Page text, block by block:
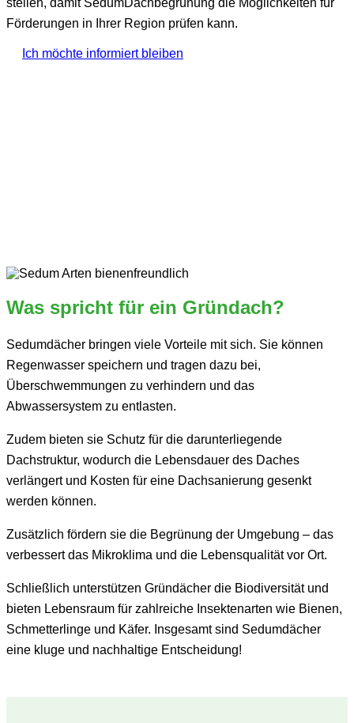
stellen, damit SedumDachbegrünung die Möglichkeiten für
Förderungen in Ihrer Region prüfen kann.
Ich möchte informiert bleiben
Was spricht für ein Gründach?
Sedumdächer bringen viele Vorteile mit sich. Sie können
Regenwasser speichern und tragen dazu bei,
Überschwemmungen zu verhindern und das
Abwassersystem zu entlasten.
Zudem bieten sie Schutz für die darunterliegende
Dachstruktur, wodurch die Lebensdauer des Daches
verlängert und Kosten für eine Dachsanierung gesenkt
werden können.
Zusätzlich fördern sie die Begrünung der Umgebung – das
verbessert das Mikroklima und die Lebensqualität vor Ort.
Schließlich unterstützen Gründächer die Biodiversität und
bieten Lebensraum für zahlreiche Insektenarten wie Bienen,
Schmetterlinge und Käfer. Insgesamt sind Sedumdächer
eine kluge und nachhaltige Entscheidung!